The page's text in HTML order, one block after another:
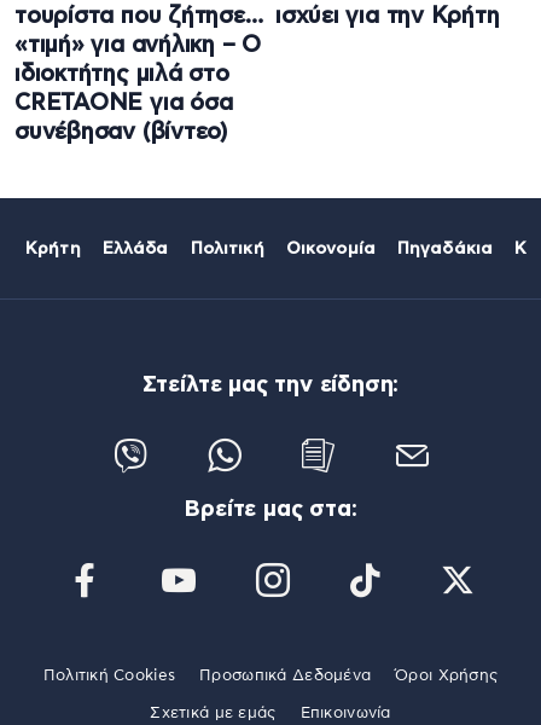
τουρίστα που ζήτησε…
«τιμή» για ανήλικη – Ο
ιδιοκτήτης μιλά στο
CRETAONE για όσα
συνέβησαν (βίντεο)
ισχύει για την Κρήτη
Κρήτη Ελλάδα Πολιτική Οικονομία Πηγαδάκια
Στείλτε μας την είδηση:
Βρείτε μας στα:
Πολιτική Cookies Προσωπικά Δεδομένα Όροι Χρήσης
Σχετικά με εμάς Επικοινωνία